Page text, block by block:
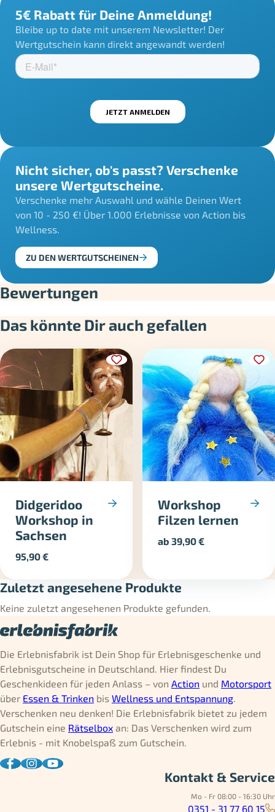
5€ Rabatt für Deine Anmeldung!
Bleibe up to date mit unserem Newsletter! Der
Wertgutschein kann direkt angewandt werden!
Nicht sicher, ob's passt? Verschenke
unsere Wertgutscheine.
Verschenke mehr Auswahl und wähle Deinen Wert
von 10 - 250 €! Über 1.000 Erlebnisse von Action bis
Wellness.
ZU DEN WERTGUTSCHEINEN
Bewertungen
Das könnte Dir auch gefallen
Didgeridoo
Workshop in
Sachsen
95,90€
Workshop
Filzen lernen
ab39,90€
Zuletzt angesehene Produkte
Keine zuletzt angesehenen Produkte gefunden.
Die Erlebnisfabrik ist Dein Shop für Erlebnisgeschenke und
Erlebnisgutscheine in Deutschland. Hier findest Du
Geschenkideen für jeden Anlass – von Action und Motorsport
über Essen & Trinken bis Wellness und Entspannung.
Verschenken neu denken! Die Erlebnisfabrik bietet zu jedem
Gutschein eine Rätselbox an: Das Verschenken wird zum
Erlebnis - mit Knobelspaß zum Gutschein.
Kontakt & Service
Mo - Fr 08:00 - 16:30 Uhr
0351 - 31 77 60 15